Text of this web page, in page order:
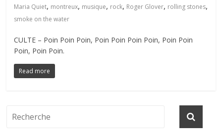
Maria Quiet, montreux, musique, rock, Roger Glover, rolling stones,
smoke on the water
CULTE – Poin Poin Poin, Poin Poin Poin Poin, Poin Poin
Poin, Poin Poin.
Read more